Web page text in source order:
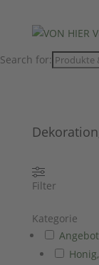
Search for:
Filter
Kategorie
Angebot